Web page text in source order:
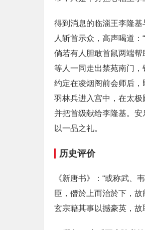
得到消息的临淄王李隆
人斩首示众，高声喝道
倘若有人胆敢首鼠两端
等人一同走出禁苑南门
约定在凌烟阁前会师后
羽林兵进入宫中，在太
并把首级献给李隆基。
以一品之礼。
历史评价
《新唐书》：“或称武
臣，僭於上而治於下，
玄宗藉其事以撼豪英，